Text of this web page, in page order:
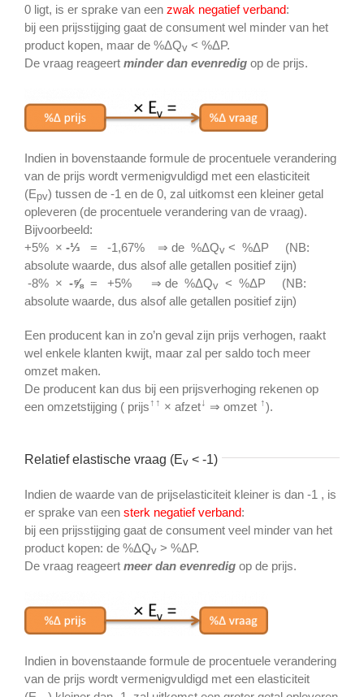
0 ligt, is er sprake van een zwak negatief verband:
bij een prijsstijging gaat de consument wel minder van het
product kopen, maar de %ΔQv < %ΔP.
De vraag reageert minder dan evenredig op de prijs.
Indien in bovenstaande formule de procentuele verandering
van de prijs wordt vermenigvuldigd met een elasticiteit
(Epv) tussen de -1 en de 0, zal uitkomst een kleiner getal
opleveren (de procentuele verandering van de vraag).
Bijvoorbeeld:
+5% × -⅓ = -1,67% ⇒ de %ΔQv < %ΔP (NB:
absolute waarde, dus alsof alle getallen positief zijn)
-8% × -⅝ = +5% ⇒ de %ΔQv < %ΔP (NB:
absolute waarde, dus alsof alle getallen positief zijn)
Een producent kan in zo’n geval zijn prijs verhogen, raakt
wel enkele klanten kwijt, maar zal per saldo toch meer
omzet maken.
De producent kan dus bij een prijsverhoging rekenen op
een omzetstijging ( prijs ↑↑ × afzet↓ ⇒ omzet ↑).
Relatief elastische vraag (Ev < -1)
Indien de waarde van de prijselasticiteit kleiner is dan -1 , is
er sprake van een sterk negatief verband:
bij een prijsstijging gaat de consument veel minder van het
product kopen: de %ΔQv > %ΔP.
De vraag reageert meer dan evenredig op de prijs.
Indien in bovenstaande formule de procentuele verandering
van de prijs wordt vermenigvuldigd met een elasticiteit